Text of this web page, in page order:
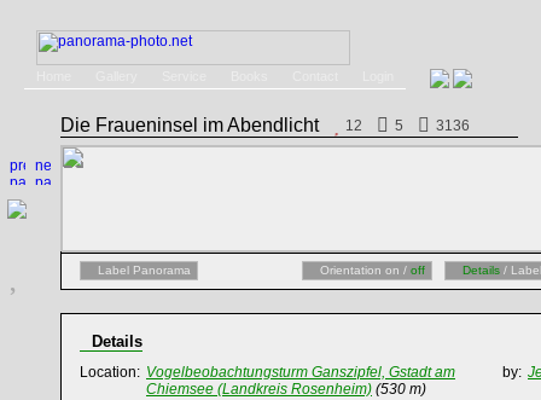
Die Fraueninsel im Abendlicht 12 5 3136
Label Panorama Orientation on / off Details /
Details
Location: Vogelbeobachtungsturm Ganszipfel, Gstadt am
Chiemsee (Landkreis Rosenheim) (530 m)
by: